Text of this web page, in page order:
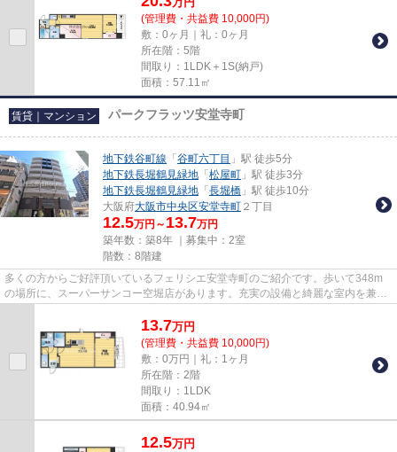
(管理費・共益費 10,000円)
敷：0ヶ月｜礼：0ヶ月
所在階：5階
間取り：1LDK＋1S(納戸)
面積：57.11㎡
賃貸｜マンション パークフラッツ安堂寺町
地下鉄谷町線 「 谷町六丁目 」駅 徒歩5分
地下鉄長堀鶴見緑地 「 松屋町 」駅 徒歩3分
地下鉄長堀鶴見緑地 「 長堀橋 」駅 徒歩10分
大阪府大阪市中央区安堂寺町 ２丁目
12.5万円～ 13.7万円
築年数：築8年 ｜募集中： 2室
階数：8階建
多くの方からご好評頂いているフェリシエ安堂寺町のご紹介です。歩いて348m
の場所に、スーパーサンコー空堀店があります。充実の設備と綺麗な室内を兼ね
13.7万円
(管理費・共益費 10,000円)
敷：0万円｜礼：1ヶ月
所在階：2階
間取り：1LDK
面積：40.94㎡
12.5万円